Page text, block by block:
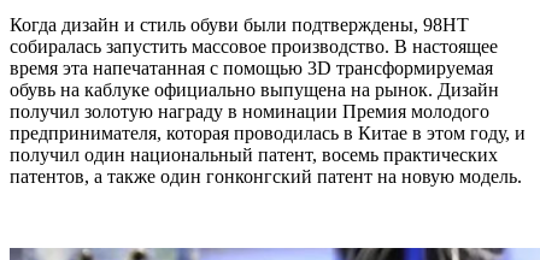
Когда дизайн и стиль обуви были подтверждены, 98HT
собиралась запустить массовое производство. В настоящее
время эта напечатанная с помощью 3D трансформируемая
обувь на каблуке официально выпущена на рынок. Дизайн
получил золотую награду в номинации Премия молодого
предпринимателя, которая проводилась в Китае в этом году, и
получил один национальный патент, восемь практических
патентов, а также один гонконгский патент на новую модель.